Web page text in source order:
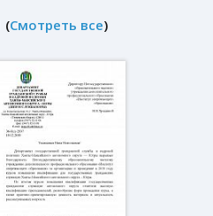
(Смотреть все)